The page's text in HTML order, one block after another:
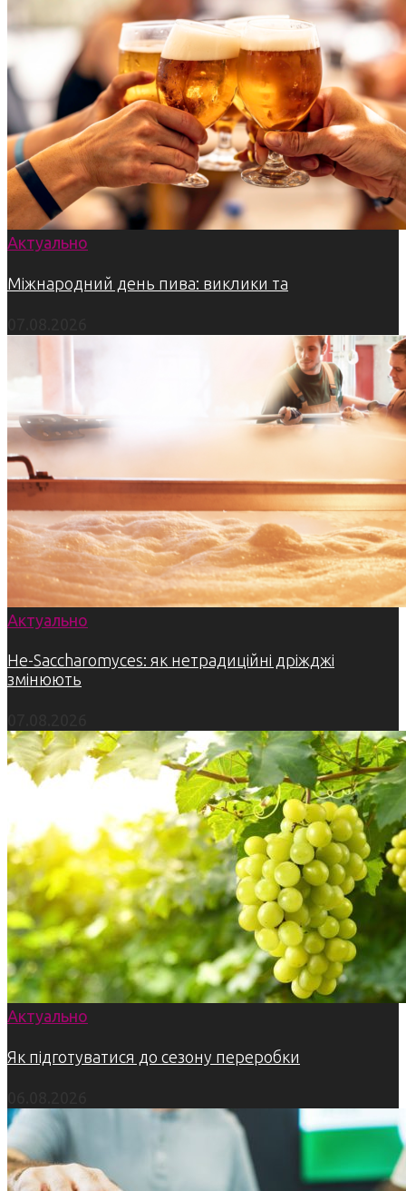
Актуально
Міжнародний день пива: виклики та
Актуально
Не-Saccharomyces: як нетрадиційні дріжджі
змінюють
Актуально
Як підготуватися до сезону переробки